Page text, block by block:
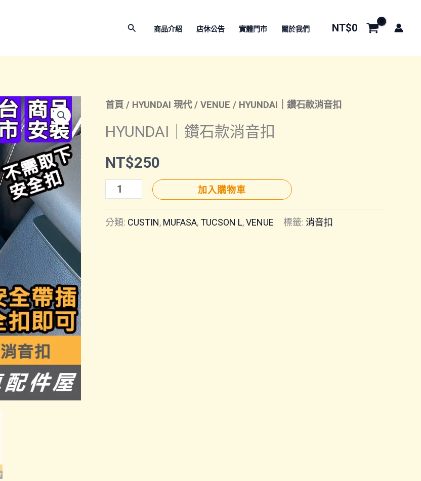
搜
商品介紹 店休公告 實體門市 關於我們 NT$0
首頁 / HYUNDAI 現代/ VENUE / HYUNDAI｜鑽石款消音扣
HYUNDAI｜鑽石款消音扣
NT$250
HYUNDAI
｜
鑽
加入購物車
分類: CUSTIN, MUFASA,TUCSON L,VENUE 標籤: 消音扣